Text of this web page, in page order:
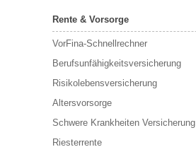
Rente & Vorsorge
VorFina-Schnellrechner
Berufs­unfähigkeitsversicherung
Risikolebensversicherung
Altersvorsorge
Schwere Krankheiten Versicherung
Riesterrente